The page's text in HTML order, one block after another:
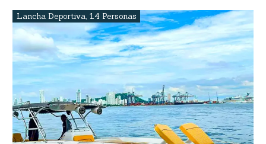
Lancha Deportiva, 14 Personas